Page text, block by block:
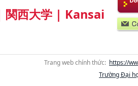
関西大学 | Kansai
Trang web chính thức: https://
Trường Đại